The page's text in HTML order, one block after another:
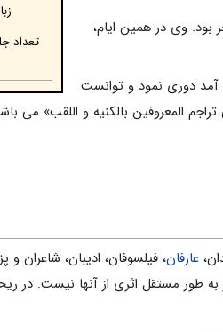
تعداد
وی در همین ایام،
آمد دوری نمود و توانست
المعروفین بالکنیه و اللقب» می
عارفان، فیلسوفان، ادیبان، شاعران